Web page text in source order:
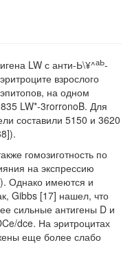
LW с анти-Ь\¥^аЬ-
взрослого
на одном
LW*-3rorronoB. Для
составили 5150 и 3620
гомозиготность по
на экспрессию
Однако имеются и
Gibbs [17] на­шел, что
сильные антигены D и
dce. На эритроцитах
еще более слабо